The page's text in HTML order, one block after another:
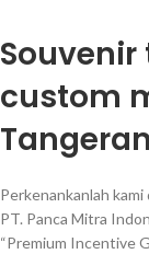
custom
Perkenankanlah
PT. Panca Mitra
“Premium Incentive